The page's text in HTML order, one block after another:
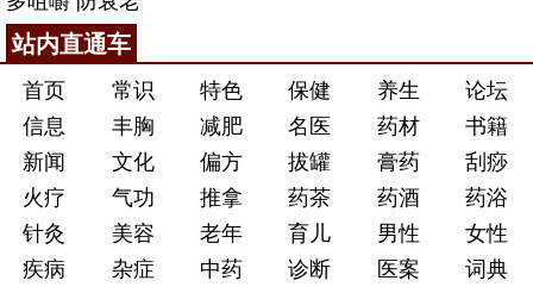
站内直通车
首页 常识 特色 保健 养生
论坛
信息
丰胸 减肥 名医 药材
书籍
新闻
文化 偏方 拔罐 膏药
刮痧
火疗
气功 推拿 药茶 药酒
药浴
针灸
美容 老年 育儿 男性
女性
疾病
杂症 中药 诊断 医案
词典